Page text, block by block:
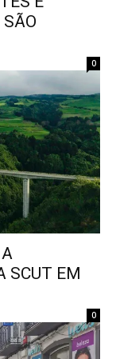
0
SCUT EM
0